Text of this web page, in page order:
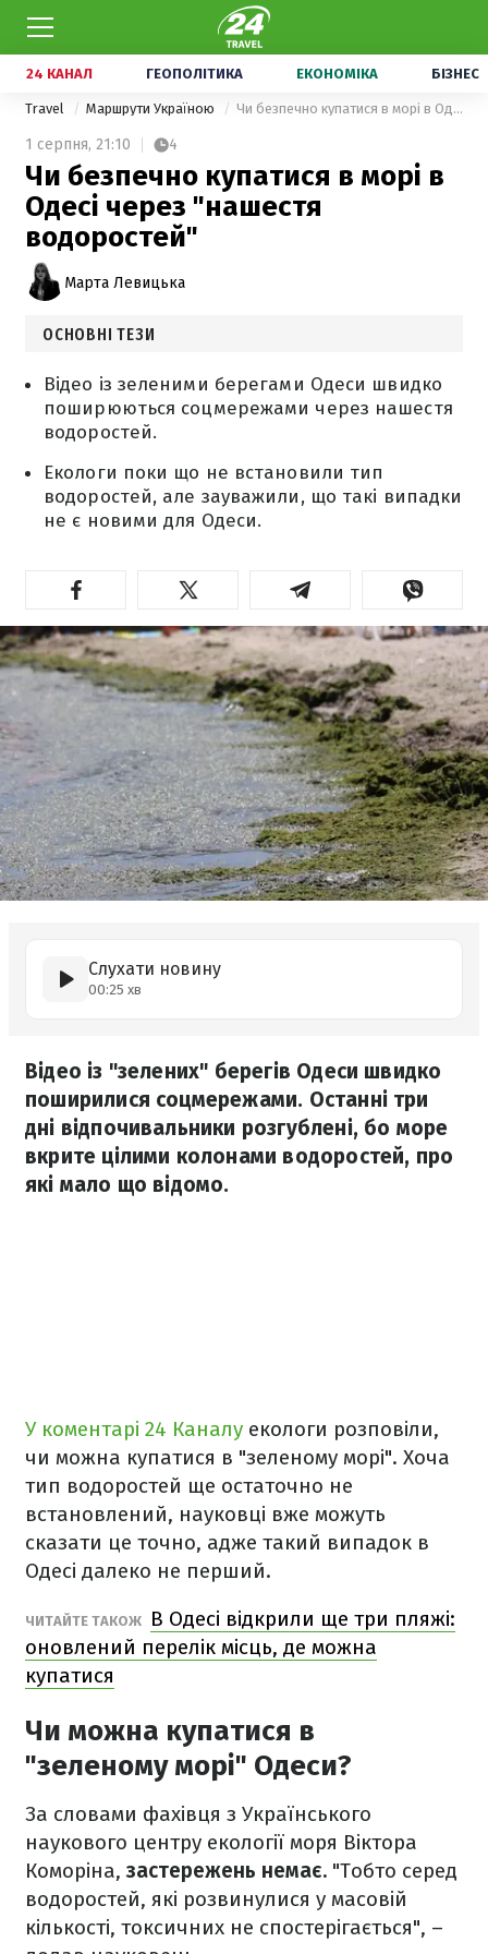
24 КАНАЛ ГЕОПОЛІТИКА ЕКОНОМІКА БІЗНЕС
Travel Маршрути Україною Чи безпечно купатися в морі в Одесі через "нашестя водоростей"
1 серпня, 21:10 4
Чи безпечно купатися в морі в
Одесі через "нашестя
водоростей"
Марта Левицька
ОСНОВНІ ТЕЗИ
Відео із зеленими берегами Одеси швидко
поширюються соцмережами через нашестя
водоростей.
Екологи поки що не встановили тип
водоростей, але зауважили, що такі випадки
не є новими для Одеси.
Слухати новину
00:25 хв
Відео із "зелених" берегів Одеси швидко
поширилися соцмережами. Останні три
дні відпочивальники розгублені, бо море
вкрите цілими колонами водоростей, про
які мало що відомо.
У коментарі 24 Каналу екологи розповіли,
чи можна купатися в "зеленому морі". Хоча
тип водоростей ще остаточно не
встановлений, науковці вже можуть
сказати це точно, адже такий випадок в
Одесі далеко не перший.
ЧИТАЙТЕ ТАКОЖ
В Одесі відкрили ще три пляжі:
оновлений перелік місць, де можна
купатися
Чи можна купатися в
"зеленому морі" Одеси?
За словами фахівця з Українського
наукового центру екології моря Віктора
Коморіна,застережень немає. "Тобто серед
водоростей, які розвинулися у масовій
кількості, токсичних не спостерігається", –